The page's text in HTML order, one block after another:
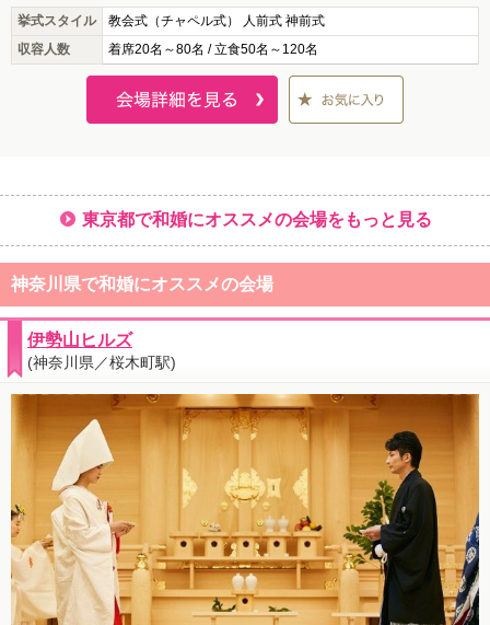
挙式スタイル
教会式（チャペル式） 人前式 神前式
収容人数
着席20名～80名 / 立食50名～120名
東京都で和婚にオススメの会場をもっと見る
神奈川県で和婚にオススメの会場
伊勢山ヒルズ
(神奈川県／桜木町駅)